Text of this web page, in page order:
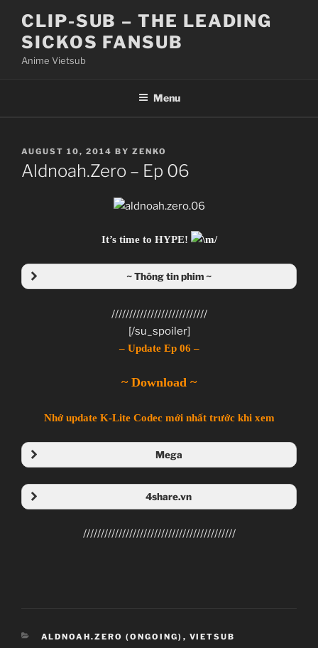
content
CLIP-SUB – THE LEADING
SICKOS FANSUB
Anime Vietsub
Menu
POSTED
ON
AUGUST 10, 2014 BY ZENKO
Aldnoah.Zero – Ep 06
It’s time to HYPE!
~ Thông tin phim ~
///////////////////////////
[/su_spoiler]
– Update Ep 06 –
~ Download ~
Nhớ update K-Lite Codec mới nhất trước khi xem
Mega
4share.vn
///////////////////////////////////////////
CATEGORIES
ALDNOAH.ZERO (ONGOING) , VIETSUB